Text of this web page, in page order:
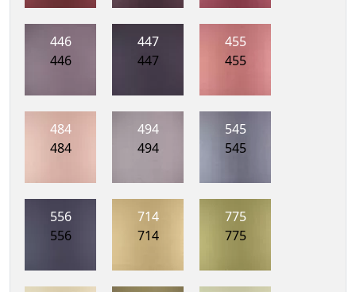
446
446
447
447
455
455
484
484
494
494
545
545
556
556
714
714
775
775